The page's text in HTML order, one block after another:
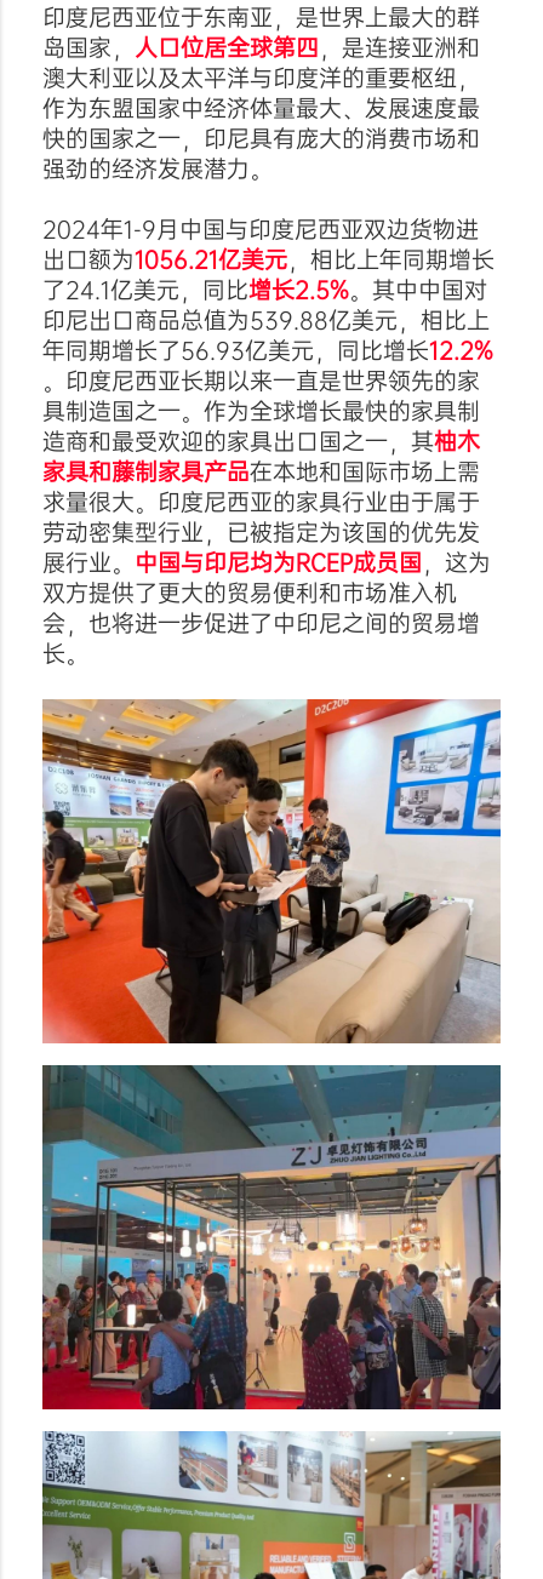
印度尼西亚位于东南亚，是世界上最大的群
岛国家， 人口位居全球第四 ，是连接亚洲和
澳大利亚以及太平洋与印度洋的重要枢纽，
作为东盟国家中经济体量最大、发展速度最
快的国家之一，印尼具有庞大的消费市场和
强劲的经济发展潜力。
2024年1-9月中国与印度尼西亚双边货物进
出口额为1056.21亿美元，相比上年同期增长
了24.1亿美元，同比增长2.5%。其中中国对
印尼出口商品总值为539.88亿美元，相比上
年同期增长了56.93亿美元，同比增长12.2%
。印度尼西亚长期以来一直是世界领先的家
具制造国之一。作为全球增长最快的家具制
造商和最受欢迎的家具出口国之一，其柚木
家具和藤制家具产品在本地和国际市场上需
求量很大。印度尼西亚的家具行业由于属于
劳动密集型行业，已被指定为该国的优先发
展行业。 中国与印尼均为RCEP成员国 ，这为
双方提供了更大的贸易便利和市场准入机
会，也将进一步促进了中印尼之间的贸易增
长。